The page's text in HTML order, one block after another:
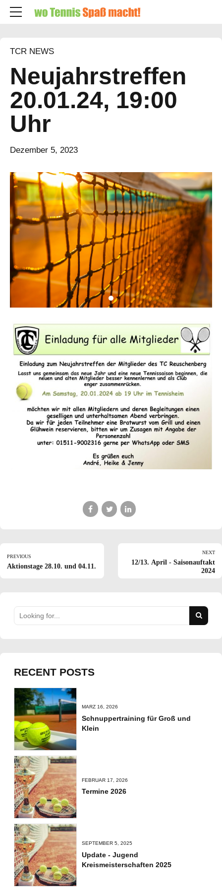
TCR NEWS
Neujahrstreffen
20.01.24, 19:00
Uhr
Dezember 5, 2023
PREVIOUS
Aktionstage 28.10. und 04.11.
NEXT
12/13. April - Saisonauftakt
2024
RECENT POSTS
MÄRZ 16, 2026
Schnuppertraining für Groß und
Klein
FEBRUAR 17, 2026
Termine 2026
SEPTEMBER 5, 2025
Update - Jugend
Kreismeisterschaften 2025